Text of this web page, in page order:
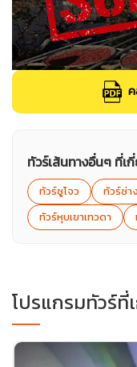
ทัวร์เส้นทางอื่นๆ ที่เ
ทัวร์ซูโจว ทัวร์ซ่า
ทัวร์หุบเขาเทวดา
โปรแกรมทัวร์ที่